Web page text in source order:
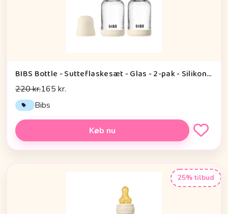
BIBS Bottle - Sutteflaskesæt - Glas - 2-pak - Silikone/Slow Flow/Rund - 120ml - Ivory
220 kr.165 kr.
Bibs
Køb nu
25% tilbud